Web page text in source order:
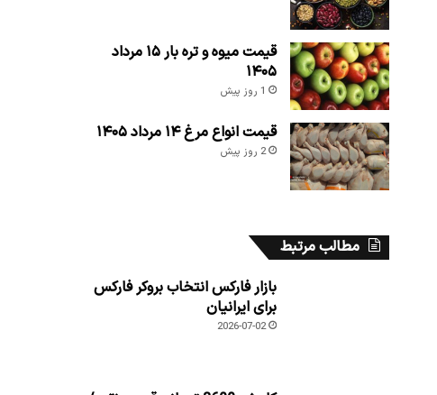
قیمت میوه و تره بار ۱۵ مرداد
۱۴۰۵
1 روز پیش
قیمت انواع مرغ ۱۴ مرداد ۱۴۰۵
2 روز پیش
مطالب مرتبط
بازار فارکس انتخاب بروکر فارکس
برای ایرانیان
2026-07-02